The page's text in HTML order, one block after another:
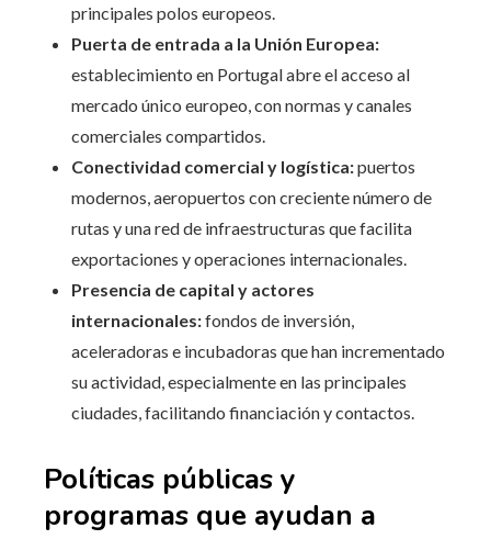
principales polos europeos.
Puerta de entrada a la Unión Europea:
establecimiento en Portugal abre el acceso al
mercado único europeo, con normas y canales
comerciales compartidos.
Conectividad comercial y logística:puertos
modernos, aeropuertos con creciente número de
rutas y una red de infraestructuras que facilita
exportaciones y operaciones internacionales.
Presencia de capital y actores
internacionales:fondos de inversión,
aceleradoras e incubadoras que han incrementado
su actividad, especialmente en las principales
ciudades, facilitando financiación y contactos.
Políticas públicas y
programas que ayudan a